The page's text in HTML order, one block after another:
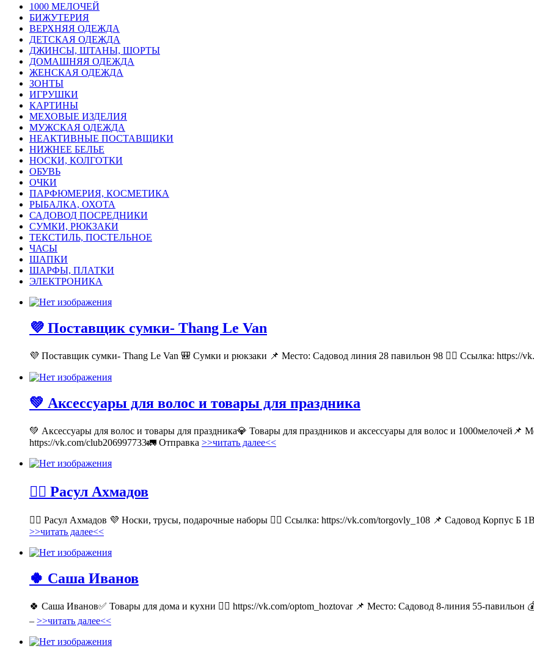
1000 МЕЛОЧЕЙ
БИЖУТЕРИЯ
ВЕРХНЯЯ ОДЕЖДА
ДЕТСКАЯ ОДЕЖДА
ДЖИНСЫ, ШТАНЫ, ШОРТЫ
ДОМАШНЯЯ ОДЕЖДА
ЖЕНСКАЯ ОДЕЖДА
ЗОНТЫ
ИГРУШКИ
КАРТИНЫ
МЕХОВЫЕ ИЗДЕЛИЯ
МУЖСКАЯ ОДЕЖДА
НЕАКТИВНЫЕ ПОСТАВЩИКИ
НИЖНЕЕ БЕЛЬЕ
НОСКИ, КОЛГОТКИ
ОБУВЬ
ОЧКИ
ПАРФЮМЕРИЯ, КОСМЕТИКА
РЫБАЛКА, ОХОТА
САДОВОД ПОСРЕДНИКИ
СУМКИ, РЮКЗАКИ
ТЕКСТИЛЬ, ПОСТЕЛЬНОЕ
ЧАСЫ
ШАПКИ
ШАРФЫ, ПЛАТКИ
ЭЛЕКТРОНИКА
💜 Поставщик сумки- Thang Le Van
💜 Поставщик сумки- Thang Le Van 🎒 Сумки и рюкзаки 📌 Место: Садовод линия 28 павильон 98 👉🏻 Ссылка: https://
💚 Аксессуары для волос и товары для праздника
💚 Аксессуары для волос и товары для праздника💎 Товары для праздников и аксессуары для волос и
https://vk.com/club206997733🚛 Отправка >>читать далее<<
💁‍♂ Расул Ахмадов
💁‍♂ Расул Ахмадов 💜 Носки, трусы, подарочные наборы 👉🏻 Ссылка: https://vk.com/torgovly_108 📌 Садовод Корпус Б
>>читать далее<<
🍀 Саша Иванов
🍀 Саша Иванов✅ Товары для дома и кухни 👉🏻 https://vk.com/optom_hoztovar 📌 Место: Садовод 8-линия 55-павильон
– >>читать далее<<